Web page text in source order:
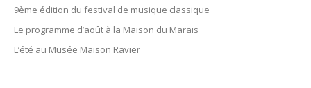
9ème édition du festival de musique classique
Le programme d’août à la Maison du Marais
L’été au Musée Maison Ravier